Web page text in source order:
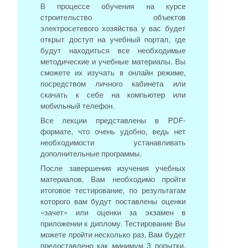
В процессе обучения на курсе
строительство объектов
электросетевого хозяйства у вас будет
открыт доступ на учебный портал, где
будут находиться все необходимые
методические и учебные материалы. Вы
сможете их изучать в онлайн режиме,
посредством личного кабинета или
скачать к себе на компьютер или
мобильный телефон.
Все лекции представлены в PDF-
формате, что очень удобно, ведь нет
необходимости устанавливать
дополнительные программы.
После завершения изучения учебных
материалов, Вам необходимо пройти
итоговое тестирование, по результатам
которого вам будут поставлены оценки
«зачет» или оценки за экзамен в
приложении к диплому. Тестирование Вы
можете пройти несколько раз, Вам будет
предоставлено как минимум 3 попытки.